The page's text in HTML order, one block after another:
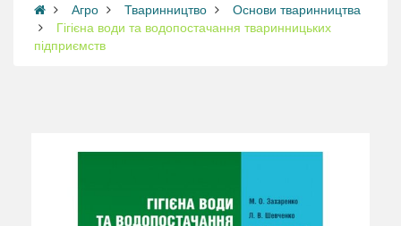
Агро Тваринництво
Основи тваринництва
Гігієна води та водопостачання тваринницьких
підприємств